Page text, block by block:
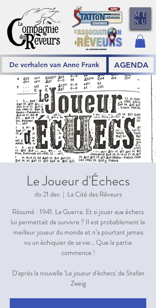
De verhalen van Anne Frank AGENDA
ME
NU
Le Joueur d'Échecs
do 21 dec
  |
La Cité des Rêveurs
Résumé : 1941. La Guerre. Et si jouer aux échecs
lui permettait de survivre ? Il est probablement le
meilleur joueur du monde et n’a pourtant jamais
vu un échiquier de sa vie… Que la partie
commence !
D'après la nouvelle 'Le joueur d'échecs' de Stefan
Zweig